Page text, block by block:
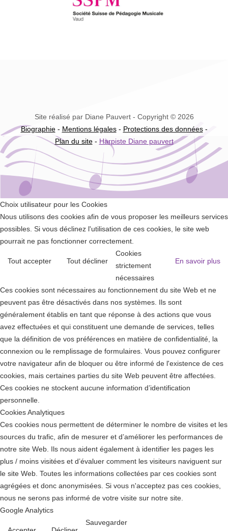
Site réalisé par Diane Pauvert - Copyright © 2026
Biographie- Mentions légales- Protections des données-
Plan du site- Harpiste Diane pauvert
Choix utilisateur pour les Cookies
Nous utilisons des cookies afin de vous proposer les meilleurs services
possibles. Si vous déclinez l'utilisation de ces cookies, le site web
pourrait ne pas fonctionner correctement.
Tout accepter Tout décliner En savoir plus
Cookies
strictement
nécessaires
Ces cookies sont nécessaires au fonctionnement du site Web et ne
peuvent pas être désactivés dans nos systèmes. Ils sont
généralement établis en tant que réponse à des actions que vous
avez effectuées et qui constituent une demande de services, telles
que la définition de vos préférences en matière de confidentialité, la
connexion ou le remplissage de formulaires. Vous pouvez configurer
votre navigateur afin de bloquer ou être informé de l'existence de ces
cookies, mais certaines parties du site Web peuvent être affectées.
Ces cookies ne stockent aucune information d’identification
personnelle.
Cookies Analytiques
Ces cookies nous permettent de déterminer le nombre de visites et les
sources du trafic, afin de mesurer et d’améliorer les performances de
notre site Web. Ils nous aident également à identifier les pages les
plus / moins visitées et d’évaluer comment les visiteurs naviguent sur
le site Web. Toutes les informations collectées par ces cookies sont
agrégées et donc anonymisées. Si vous n'acceptez pas ces cookies,
nous ne serons pas informé de votre visite sur notre site.
Google Analytics
Sauvegarder